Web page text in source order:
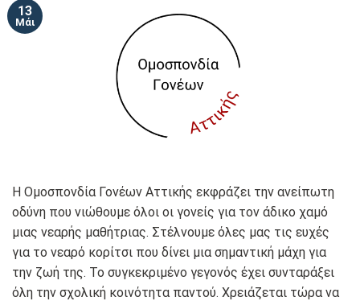
13
Μάι
Η Ομοσπονδία Γονέων Αττικής εκφράζει την ανείπωτη
οδύνη που νιώθουμε όλοι οι γονείς για τον άδικο χαμό
μιας νεαρής μαθήτριας. Στέλνουμε όλες μας τις ευχές
για το νεαρό κορίτσι που δίνει μια σημαντική μάχη για
την ζωή της. Το συγκεκριμένο γεγονός έχει συνταράξει
όλη την σχολική κοινότητα παντού. Χρειάζεται τώρα να